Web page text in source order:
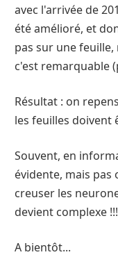
avec l'arrivée de
été amélioré, et
pas sur une
c'est remarquable
Résultat : on
les feuilles doivent
Souvent, en
évidente, mais
creuser les
devient complexe !!!
A bientôt...